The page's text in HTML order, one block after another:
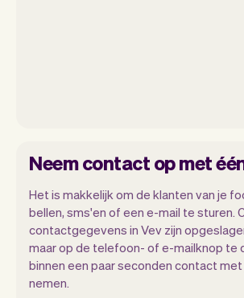
Neem contact op met
Het is makkelijk om de klanten van je
bellen, sms'en of een e-mail te sturen.
contactgegevens in Vev zijn
maar op de telefoon- of e-mailknop te
binnen een paar seconden contact
nemen.